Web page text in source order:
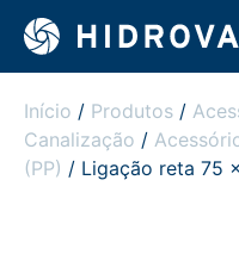
Início / Produtos /
Canalização /
(PP) / Ligação reta 75